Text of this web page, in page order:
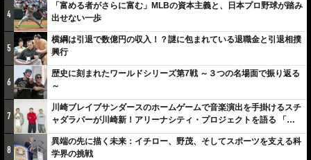
4
「富める者がさらに富む」MLBの資本主義と、日本プロ野球が踏み
出せない一歩
5
横綱は引退で数億円の収入！？謎に包まれている退職金と引退相撲
興行
6
歴史に刻まれたワールドシリーズ第7戦 ～３つの名場面で振り返る
～
7
川崎ブレイブサンダースのホームゲームで音楽演出を手掛けるスチ
ャダラパーが川崎新！アリーナシティ・プロジェクトを語る 「楽
しみでしかないでしょ。川崎は、ずっと成長曲線だから」
8
異端の先に描く未来：イチロー、野茂、そしてスポーツを支える科
学界の挑戦